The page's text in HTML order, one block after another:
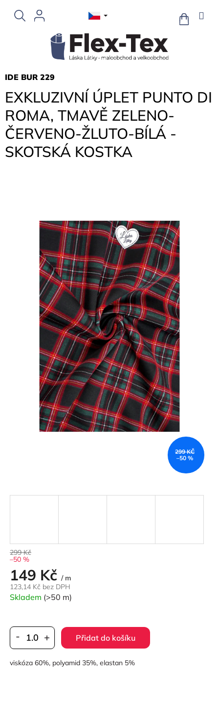
obsah
NÁKUPNÍ
KOŠÍK
EXKLUZIVNÍ ÚPLET PUNTO DI
ROMA, TMAVĚ ZELENO-
ČERVENO-ŽLUTO-BÍLÁ -
SKOTSKÁ KOSTKA
IDE BUR 229
299 KČ
–50 %
299 Kč
–50 %
149 Kč / m
123,14 Kč bez DPH
Měrná
cena:
Skladem (>50 m)
Přidat do košíku
viskóza 60%, polyamid 35%, elastan 5%